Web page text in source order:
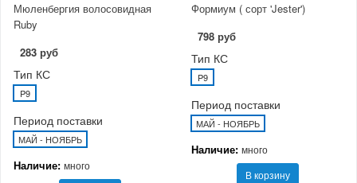
Мюленбергия волосовидная
Ruby
283 руб
Тип КС
P9
Период поставки
МАЙ - НОЯБРЬ
Наличие: много
Формиум ( сорт 'Jester')
798 руб
Тип КС
P9
Период поставки
МАЙ - НОЯБРЬ
Наличие: много
В корзину